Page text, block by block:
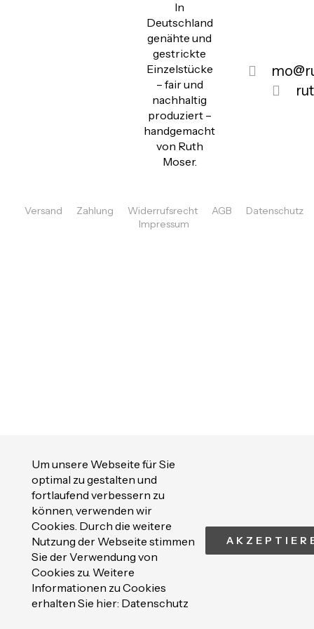
Um unsere Webseite für Sie
optimal zu gestalten und
fortlaufend verbessern zu
können, verwenden wir
Cookies. Durch die weitere
Nutzung der Webseite stimmen
Sie der Verwendung von
Cookies zu. Weitere
Informationen zu Cookies
erhalten Sie hier: Datenschutz
In
Deutschland
genähte und
gestrickte
Einzelstücke
– fair und
nachhaltig
produziert –
handgemacht
von Ruth
Moser.
Versand Zahlung Widerrufsrecht AGB
Datenschutz
Impressum